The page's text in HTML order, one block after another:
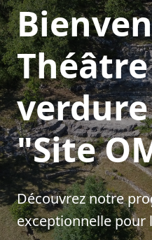
"Site
Découvrez notre
exceptionnelle pour